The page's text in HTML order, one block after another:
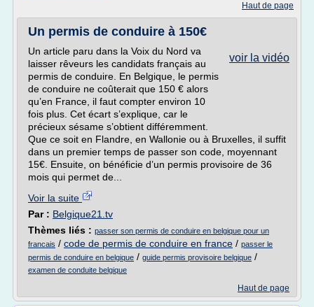
Haut de page
Un permis de conduire à 150€
voir la vidéo
Un article paru dans la Voix du Nord va
laisser rêveurs les candidats français au
permis de conduire. En Belgique, le permis
de conduire ne coûterait que 150 € alors
qu’en France, il faut compter environ 10
fois plus. Cet écart s’explique, car le
précieux sésame s’obtient différemment.
Que ce soit en Flandre, en Wallonie ou à Bruxelles, il suffit
dans un premier temps de passer son code, moyennant
15€. Ensuite, on bénéficie d’un permis provisoire de 36
mois qui permet de...
Voir la suite
Par : Belgique21.tv
Thèmes liés : passer son permis de conduire en belgique pour un
francais / code de permis de conduire en france / passer le
permis de conduire en belgique / guide permis provisoire belgique /
examen de conduite belgique
Haut de page